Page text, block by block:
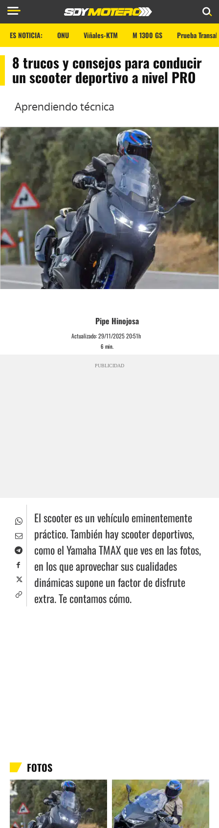
ES NOTICIA: ONU Viñales-KTM M 1300 GS Prueba
8 trucos y consejos para conducir
un scooter deportivo a nivel PRO
Aprendiendo técnica
Pipe Hinojosa
Actualizado:29/11/2025 20:51h
6 min.
PUBLICIDAD
El scooter es un vehículo eminentemente
práctico. También hay scooter deportivos,
como el Yamaha TMAX que ves en las fotos,
en los que aprovechar sus cualidades
dinámicas supone un factor de disfrute
extra. Te contamos cómo.
FOTOS